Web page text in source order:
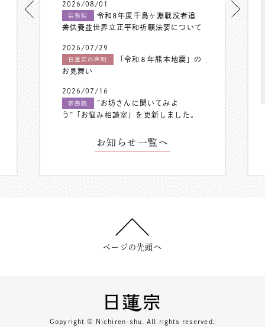
2026/08/01
宗務院
令和8年度千鳥ヶ淵戦没者追
善供養並世界立正平和祈願法要について
2026/07/29
日蓮宗の声明
「令和８年熊本地震」の
お見舞い
2026/07/16
宗務院
”お坊さんに聞いてみよ
う”「お悩み相談室」を更新しました。
お知らせ一覧へ
ページの先頭へ
Copyright © Nichiren-shu. All rights reserved.